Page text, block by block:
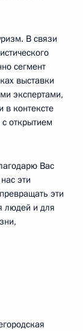
В связи
сегмент
выставки
экспертами,
в контексте
открытием
Вас
эти
эти
людей и для